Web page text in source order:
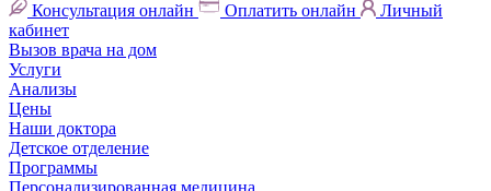
Консультация онлайн Оплатить онлайн
Личный
кабинет
Вызов врача на дом
Услуги
Анализы
Цены
Наши доктора
Детское отделение
Программы
Персонализированная медицина